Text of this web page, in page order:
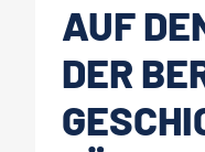
AUF
DER